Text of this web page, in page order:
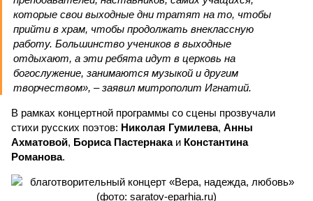
которые свои выходные дни тратят на то, чтобы
прийти в храм, чтобы продолжать внеклассную
работу. Большинство учеников в выходные
отдыхают, а эти ребята идут в церковь на
богослужение, занимаются музыкой и другим
творчеством», – заявил митрополит Игнатий.
В рамках концертной программы со сцены прозвучали
стихи русских поэтов: Николая Гумилева, Анны
Ахматовой, Бориса Пастернакаи Константина
Романова.